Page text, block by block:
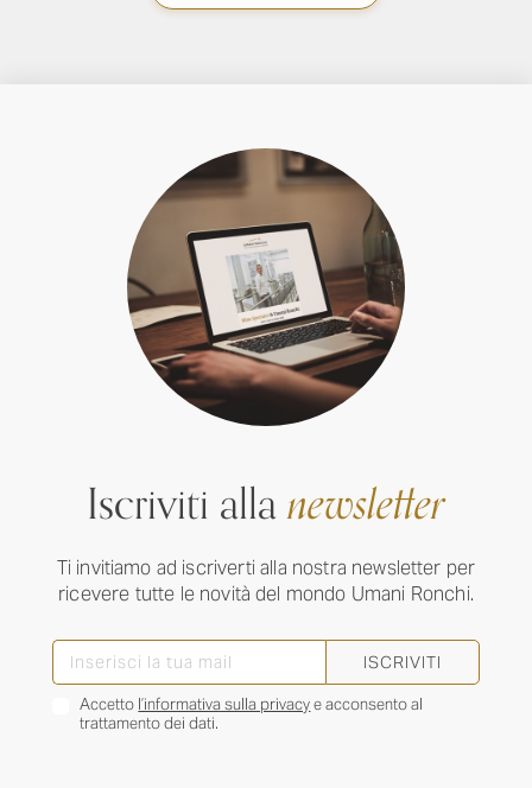
Iscriviti allanewsletter
Ti invitiamo ad iscriverti alla nostra newsletter per
ricevere tutte le novità del mondo Umani Ronchi.
ISCRIVITI
Accetto l’informativa sulla privacye acconsento al
trattamento dei dati.